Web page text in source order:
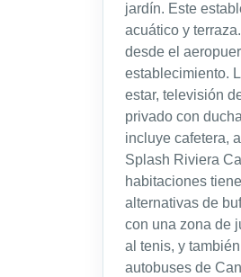
jardín. Este
acuático y
desde el
establecimiento.
estar, televisión
privado con
incluye cafetera,
Splash Riviera
habitaciones
alternativas de
con una zona de
al tenis, y
autobuses de